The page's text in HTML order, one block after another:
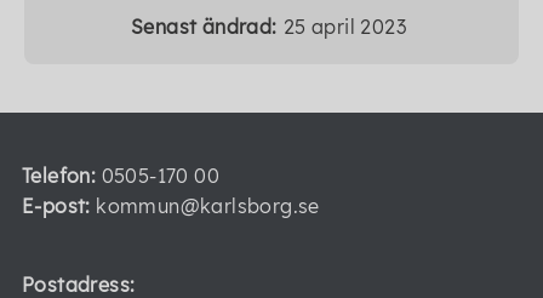
Senast ändrad: 25 april 2023
Telefon: 0505-170 00
E-post: kommun@karlsborg.se
Postadress: